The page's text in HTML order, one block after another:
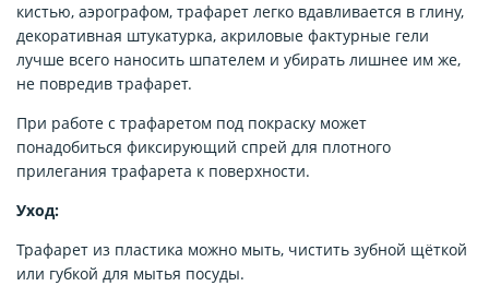
кистью, аэрографом, трафарет легко вдавливается в глину,
декоративная штукатурка, акриловые фактурные гели
лучше всего наносить шпателем и убирать лишнее им же,
не повредив трафарет.
При работе с трафаретом под покраску может
понадобиться фиксирующий спрей для плотного
прилегания трафарета к поверхности.
Уход:
Трафарет из пластика можно мыть, чистить зубной щёткой
или губкой для мытья посуды.